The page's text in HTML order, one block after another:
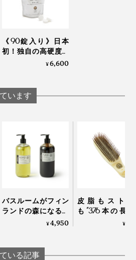
Hot Bubble PRO』を使った日の
体中に心地よいダルさが。
まった翌朝に、よく感じる好転
した。
までの炭酸入浴剤で、感じたこ
て以来、『薬用Hot Bubble Pro』
すっかり楽しみになりました。
《90錠入り》日本
初！独自の高硬度マ
イクロカプセル技術
剤｜薬用Hot Bubble
PRO
¥6,600
います
バスルームがフィン
ランドの森になる、
「白樺の若葉」と
OSMIA
¥4,950
皮脂もスト
も“376本の長
ン”が洗い流して
¥
いる記事